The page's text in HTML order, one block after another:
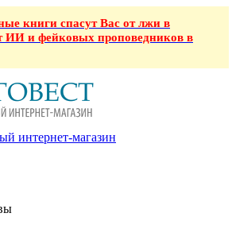
книги спасут Вас от лжи в
ИИ и фейковых проповедников в
интернет-магазин